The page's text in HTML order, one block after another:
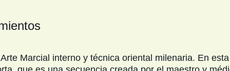
Marcial interno y técnica oriental milenaria. En